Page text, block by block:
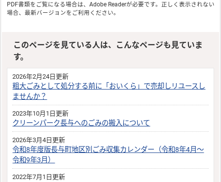
PDF書類をご覧になる場合は、Adobe Readerが必要です。正しく表示されない
場合、最新バージョンをご利用ください。
このページを見ている人は、こんなページも見ていま
す。
2026年2月24日更新
粗大ごみとして処分する前に「おいくら」で売却しリユースし
ませんか？
2023年10月1日更新
クリーンパーク長与へのごみの搬入について
2026年3月4日更新
令和8年度版長与町地区別ごみ収集カレンダー（令和8年4月～
令和9年3月）
2022年7月1日更新